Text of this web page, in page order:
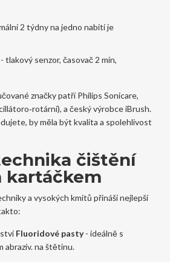
2 týdny na jedno nabití je
senzor, časovač 2 min,
značky patří Philips Sonicare,
a český výrobce iBrush.
by měla být kvalita a spolehlivost
čištění
kartáčkem
a vysokých kmitů přináší nejlepší
Fluoridové pasty- ideálně s
abraziv.na štětinu.